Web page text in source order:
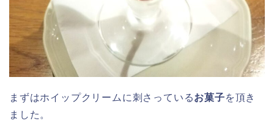
まずはホイップクリームに刺さっているお菓子を頂き
ました。